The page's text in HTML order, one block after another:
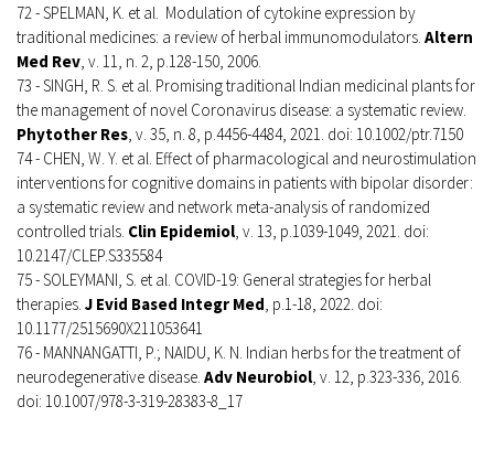
72 - SPELMAN, K. et al. Modulation of cytokine expression by
traditional medicines: a review of herbal immunomodulators. Altern
Med Rev , v. 11, n. 2, p.128-150, 2006.
73 - SINGH, R. S. et al. Promising traditional Indian medicinal plants for
the management of novel Coronavirus disease: a systematic review.
Phytother Res , v. 35, n. 8, p.4456-4484, 2021. doi: 10.1002/ptr.7150
74 - CHEN, W. Y. et al. Effect of pharmacological and neurostimulation
interventions for cognitive domains in patients with bipolar disorder:
a systematic review and network meta-analysis of randomized
controlled trials. Clin Epidemiol , v. 13, p.1039-1049, 2021. doi:
10.2147/CLEP.S335584
75 - SOLEYMANI, S. et al. COVID-19: General strategies for herbal
therapies. J Evid Based Integr Med , p.1-18, 2022. doi:
10.1177/2515690X211053641
76 - MANNANGATTI, P.; NAIDU, K. N. Indian herbs for the treatment of
neurodegenerative disease. Adv Neurobiol , v. 12, p.323-336, 2016.
doi: 10.1007/978-3-319-28383-8_17